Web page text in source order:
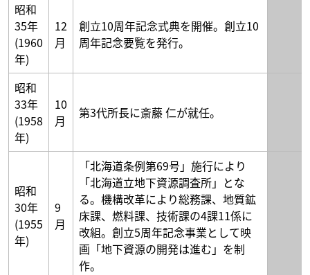
昭和
35年
(1960
年)
12
月
創立10周年記念式典を開催。創立10
周年記念要覧を発行。
昭和
33年
(1958
年)
10
月
第3代所長に斎藤 仁が就任。
昭和
30年
(1955
年)
9
月
「北海道条例第69号」施行により
「北海道立地下資源調査所」とな
る。機構改革により総務課、地質鉱
床課、燃料課、技術課の4課11係に
改組。創立5周年記念事業として映
画「地下資源の開発は進む」を制
作。